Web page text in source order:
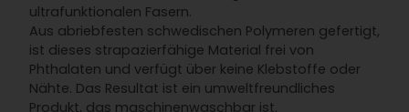
ultrafunktionalen Fasern.
Aus abriebfesten schwedischen Polymeren gefertigt,
ist dieses strapazierfähige Material frei von
Phthalaten und verfügt über keine Klebstoffe oder
Nähte. Das Resultat ist ein umweltfreundliches
Produkt, das maschinenwaschbar ist.